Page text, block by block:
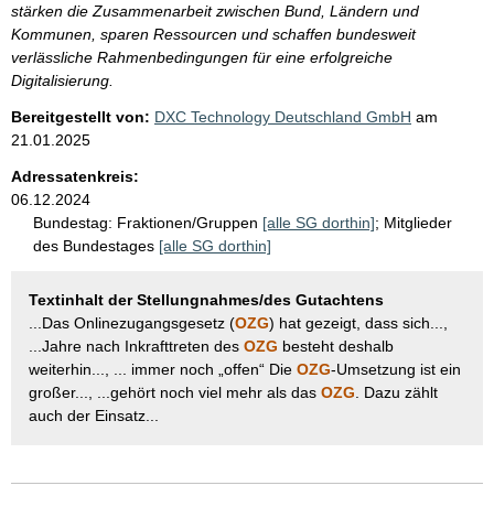
stärken die Zusammenarbeit zwischen Bund, Ländern und
Kommunen, sparen Ressourcen und schaffen bundesweit
verlässliche Rahmenbedingungen für eine erfolgreiche
Digitalisierung.
Bereitgestellt von: DXC Technology Deutschland GmbH am
21.01.2025
Adressatenkreis:
06.12.2024
Bundestag: Fraktionen/Gruppen [alle SG dorthin]; Mitglieder
des Bundestages [alle SG dorthin]
Textinhalt der Stellungnahmes/des Gutachtens
...Das Onlinezugangsgesetz (OZG) hat gezeigt, dass sich...,
...Jahre nach Inkrafttreten des OZG besteht deshalb
weiterhin..., ... immer noch „offen“ Die OZG-Umsetzung ist ein
großer..., ...gehört noch viel mehr als das OZG . Dazu zählt
auch der Einsatz...